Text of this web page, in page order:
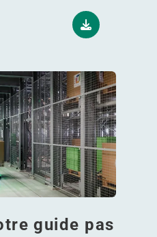
guide pas
: votre guide pas à pas